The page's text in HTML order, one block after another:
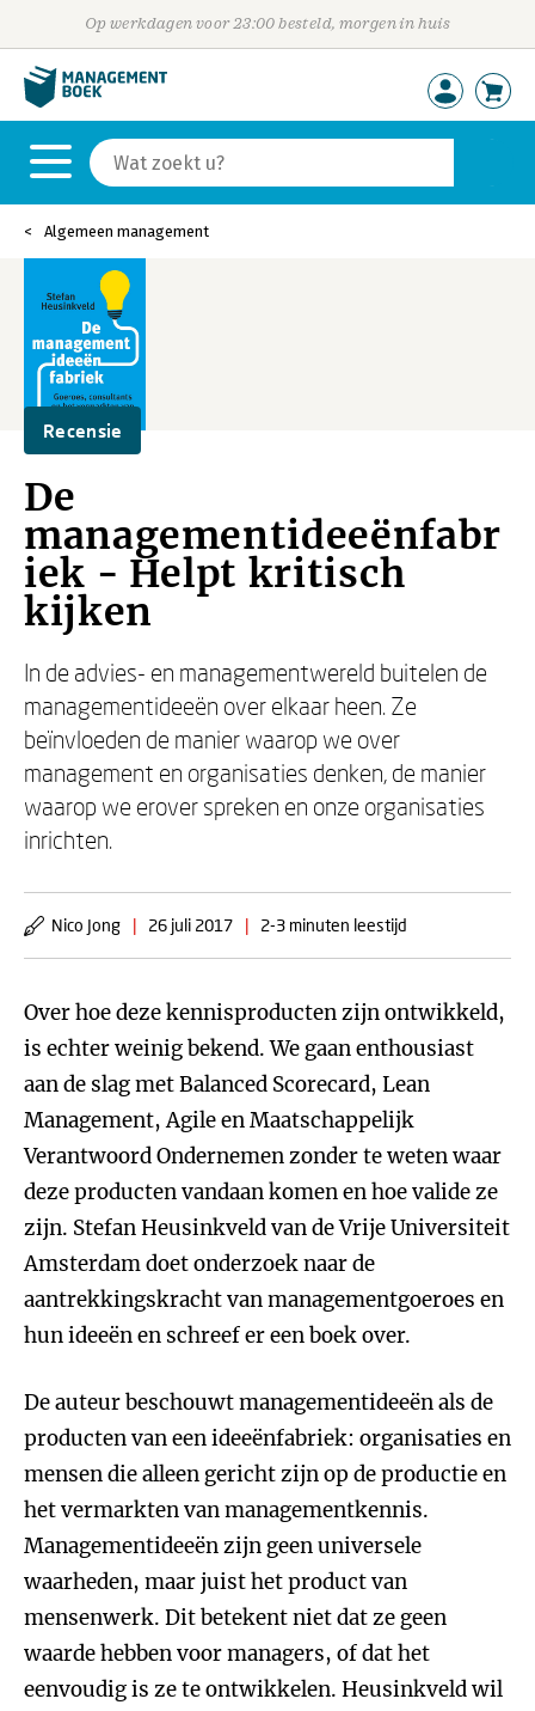
Op werkdagen voor 23:00 besteld, morgen in huis
Algemeen management
Recensie
De
managementideeënfabr
iek - Helpt kritisch
kijken
In de advies- en managementwereld buitelen de
managementideeën over elkaar heen. Ze
beïnvloeden de manier waarop we over
management en organisaties denken, de manier
waarop we erover spreken en onze organisaties
inrichten.
Nico Jong | 26 juli 2017 | 2-3 minuten leestijd
Over hoe deze kennisproducten zijn ontwikkeld,
is echter weinig bekend. We gaan enthousiast
aan de slag met Balanced Scorecard, Lean
Management, Agile en Maatschappelijk
Verantwoord Ondernemen zonder te weten waar
deze producten vandaan komen en hoe valide ze
zijn. Stefan Heusinkveld van de Vrije Universiteit
Amsterdam doet onderzoek naar de
aantrekkingskracht van managementgoeroes en
hun ideeën en schreef er een boek over.
De auteur beschouwt managementideeën als de
producten van een ideeënfabriek: organisaties en
mensen die alleen gericht zijn op de productie en
het vermarkten van managementkennis.
Managementideeën zijn geen universele
waarheden, maar juist het product van
mensenwerk. Dit betekent niet dat ze geen
waarde hebben voor managers, of dat het
eenvoudig is ze te ontwikkelen. Heusinkveld wil